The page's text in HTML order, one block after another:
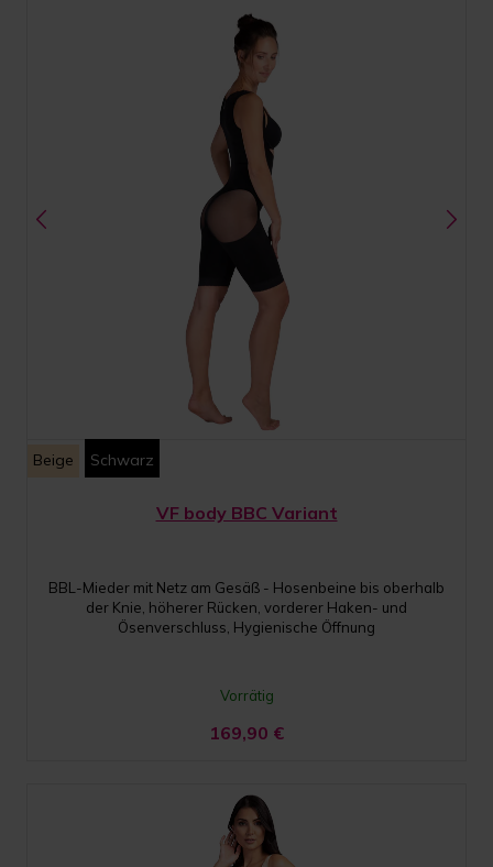
Beige Schwarz
VF body BBC Variant
BBL-Mieder mit Netz am Gesäß - Hosenbeine bis oberhalb
der Knie, höherer Rücken, vorderer Haken- und
Ösenverschluss, Hygienische Öffnung
Vorrätig
169,90 €